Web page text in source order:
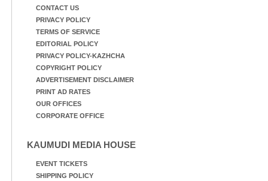
CONTACT US
PRIVACY POLICY
TERMS OF SERVICE
EDITORIAL POLICY
PRIVACY POLICY-KAZHCHA
COPYRIGHT POLICY
ADVERTISEMENT DISCLAIMER
PRINT AD RATES
OUR OFFICES
CORPORATE OFFICE
KAUMUDI MEDIA HOUSE
EVENT TICKETS
SHIPPING POLICY